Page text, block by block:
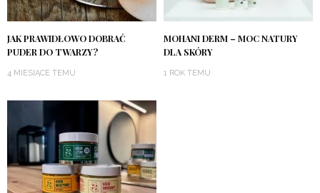
JAK PRAWIDŁOWO DOBRAĆ
PUDER DO TWARZY?
4 MIESIĄCE TEMU
MOHANI DERM – MOC NATURY
DLA SKÓRY
1 ROK TEMU